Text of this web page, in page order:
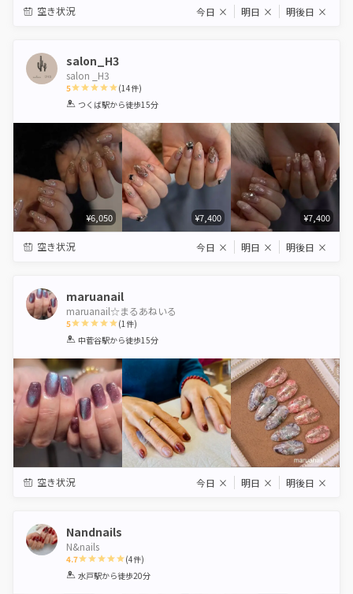
空き状況 今日 × 明日 × 明後日 ×
salon_H3
salon _H3
5
1 2 3 4 5
(14件)
つくば駅から徒歩15分
¥6,050 ¥7,400 ¥7,400
空き状況 今日 × 明日 × 明後日 ×
maruanail
maruanail☆まるあねいる
5
1 2 3 4 5
(1件)
中菅谷駅から徒歩15分
空き状況 今日 × 明日 × 明後日 ×
Nandnails
N&nails
4.7
1 2 3 4 5
(4件)
水戸駅から徒歩20分